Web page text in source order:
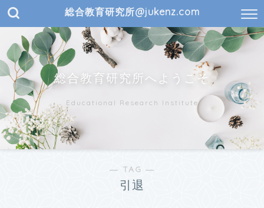
総合教育研究所@jukenz.com
総合教育研究所へようこそ
Educational Research Institute
― TAG ―
引退